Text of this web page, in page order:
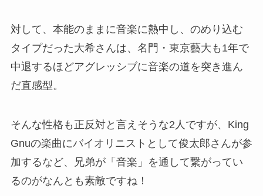
対して、本能のままに音楽に熱中し、のめり込む
タイプ​だった大希さんは、 名門・東京藝大も1年で
中退するほどアグレッシブに音楽の道を突き進ん
だ直感型 。
そんな性格も正反対と言えそうな2人ですが、King
Gnuの楽曲にバイオリニストとして俊太郎さんが参
加するなど、兄弟が「音楽」を通して繋がってい
るのがなんとも素敵ですね！